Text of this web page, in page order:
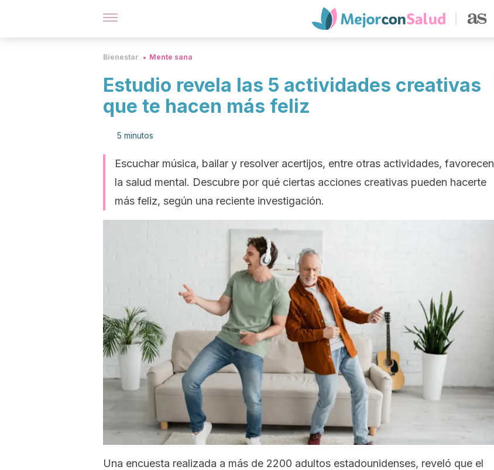
Bienestar Mente sana
Estudio revela las 5 actividades creativas
que te hacen más feliz
5 minutos
Escuchar música, bailar y resolver acertijos, entre otras actividades, favorecen
la salud mental. Descubre por qué ciertas acciones creativas pueden hacerte
más feliz, según una reciente investigación.
Una encuesta realizada a más de 2200 adultos estadounidenses, reveló que el